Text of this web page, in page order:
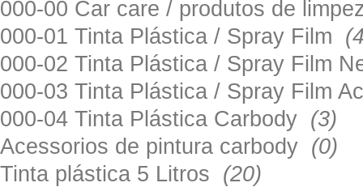
000-00 Car care / produtos de
000-01 Tinta Plástica / Spray Film
000-02 Tinta Plástica / Spray Film
000-03 Tinta Plástica / Spray Film
000-04 Tinta Plástica Carbody (3)
Acessorios de pintura carbody (0)
Tinta plástica 5 Litros (20)